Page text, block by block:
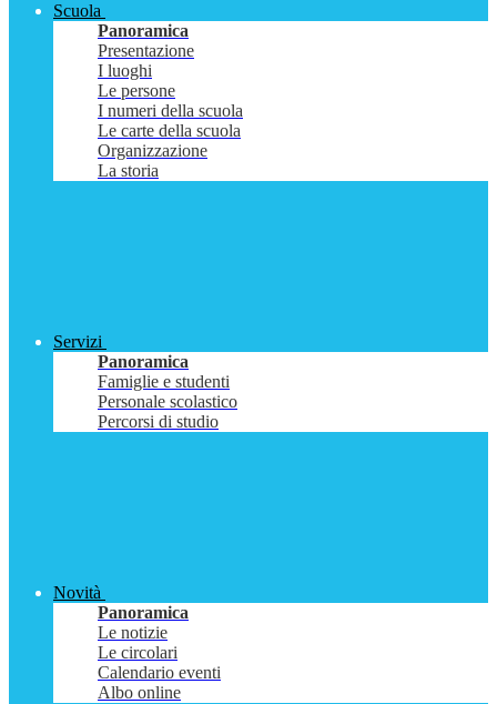
Scuola
Panoramica
Presentazione
I luoghi
Le persone
I numeri della scuola
Le carte della scuola
Organizzazione
La storia
Servizi
Panoramica
Famiglie e studenti
Personale scolastico
Percorsi di studio
Novità
Panoramica
Le notizie
Le circolari
Calendario eventi
Albo online